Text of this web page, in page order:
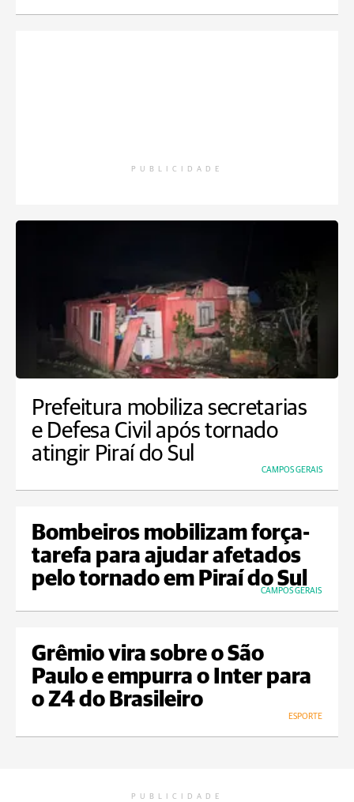
PUBLICIDADE
Prefeitura mobiliza secretarias
e Defesa Civil após tornado
atingir Piraí do Sul
CAMPOS GERAIS
Bombeiros mobilizam força-
tarefa para ajudar afetados
pelo tornado em Piraí do Sul
CAMPOS GERAIS
Grêmio vira sobre o São
Paulo e empurra o Inter para
o Z4 do Brasileiro
ESPORTE
PUBLICIDADE